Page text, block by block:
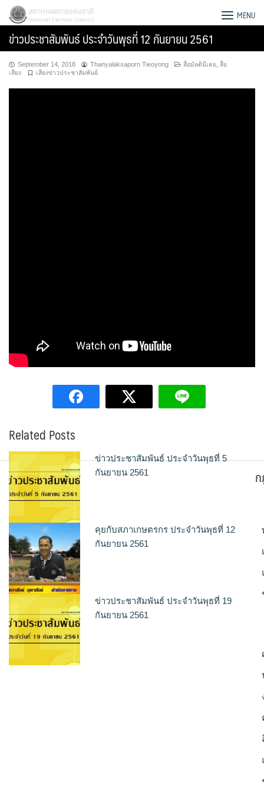
Skip
content
สภาเกษตรกรแห่งชาติ MENU
ข่าวประชาสัมพันธ์ ประจำวันพุธที่ 12 กันยายน 2561
September 14, 2018 Thanyalaksaporn Tieoyong สื่อมัลติมีเดย สื่อ
เสียง
เสียงข่าวประชาสัมพันธ์
Related Posts
ข่าวประชาสัมพันธ์ ประจำวันพุธที่ 5
กันยายน 2561
คุยกับสภาเกษตรกร ประจำวันพุธที่ 12
กันยายน 2561
ข่าวประชาสัมพันธ์ ประจำวันพุธที่ 19
กันยายน 2561